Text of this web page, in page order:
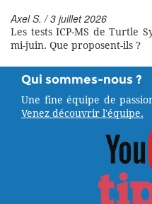
Axel S. / 3 juillet 2026
Les tests ICP-MS de Turtle
mi-juin. Que proposent-ils ?
Qui sommes-nous ?
Une fine équipe de
Venez découvrir l'équipe.